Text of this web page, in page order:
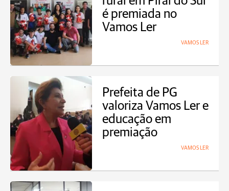
é premiada no
Vamos Ler
VAMOS LER
Prefeita de PG
valoriza Vamos Ler e
educação em
premiação
VAMOS LER